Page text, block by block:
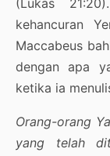
(Lukas
kehancuran
Maccabeus
dengan apa
ketika ia
Orang-orang
yang telah